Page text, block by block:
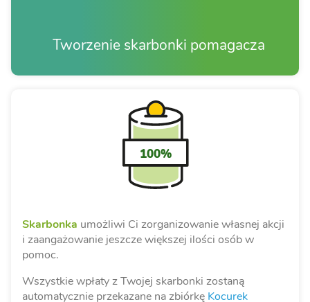
Tworzenie skarbonki pomagacza
100%
Skarbonka umożliwi Ci zorganizowanie własnej akcji
i zaangażowanie jeszcze większej ilości osób w
pomoc.
Wszystkie wpłaty z Twojej skarbonki zostaną
automatycznie przekazane na zbiórkę Kocurek